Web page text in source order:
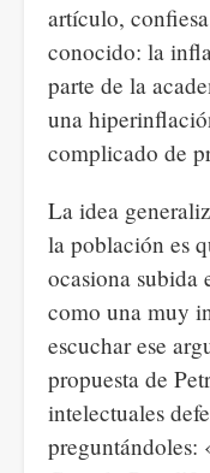
artículo,
conocido: la
parte de la
una
complicado de
La idea
la población es
ocasiona subida
como una muy
escuchar ese
propuesta de
intelectuales
preguntándoles: